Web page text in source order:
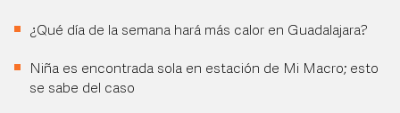
¿Qué día de la semana hará más calor en Guadalajara?
Niña es encontrada sola en estación de Mi Macro; esto
se sabe del caso